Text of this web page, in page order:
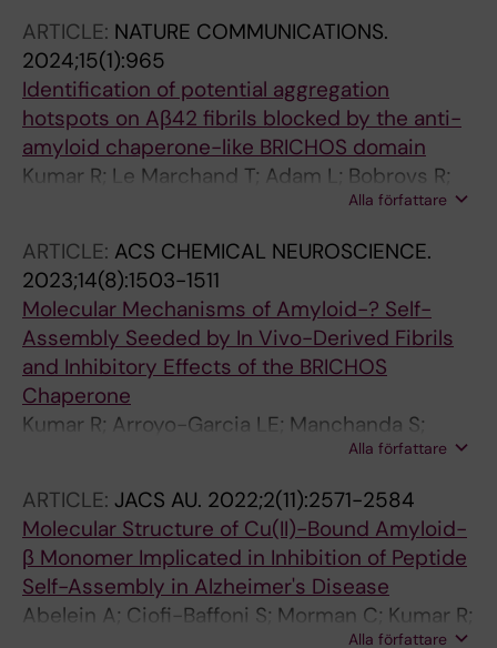
DE; Johansson J; Abelein A
ARTICLE: NATURE COMMUNICATIONS.
2024;15(1):965
Identification of potential aggregation
hotspots on Aβ42 fibrils blocked by the anti-
amyloid chaperone-like BRICHOS domain
Kumar R; Le Marchand T; Adam L; Bobrovs R;
Chen G; Fridmanis J; Kronqvist N; Biverstal H;
Abelein A
Alla författare
ARTICLE: ACS CHEMICAL NEUROSCIENCE.
2023;14(8):1503-1511
Molecular Mechanisms of Amyloid-? Self-
Assembly Seeded by In Vivo-Derived Fibrils
and Inhibitory Effects of the BRICHOS
Chaperone
Kumar R; Arroyo-Garcia LE; Manchanda S;
Adam L; Pizzirusso G; Biverstal H; Nilsson P;
Fisahn A; Johansson J; Abelein A
Alla författare
ARTICLE: JACS AU. 2022;2(11):2571-2584
Molecular Structure of Cu(II)-Bound Amyloid-
β Monomer Implicated in Inhibition of Peptide
Self-Assembly in Alzheimer's Disease
Abelein A; Ciofi-Baffoni S; Morman C; Kumar R;
Alla författare